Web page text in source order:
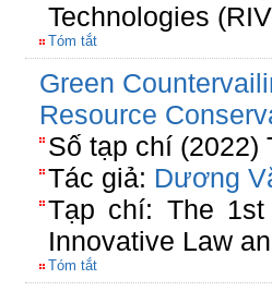
Technologies
Tóm tắt
Green
Resource
Số tạp chí (2022)
Tác giả: Dương
Tạp chí: The 1st
Innovative Law
Tóm tắt